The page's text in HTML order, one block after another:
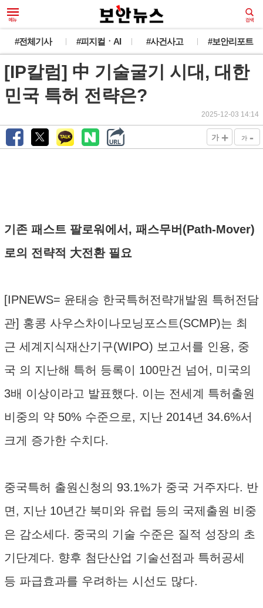
#전체기사 #피지컬ㆍAI #사건사고 #보안리포트
[IP칼럼] 中 기술굴기 시대, 대한
민국 특허 전략은?
2025-12-03 14:14
가 + 가 -
기존 패스트 팔로워에서, 패스무버(Path-Mover)
로의 전략적 大전환 필요
[IPNEWS= 윤태승 한국특허전략개발원 특허전담
관] 홍콩 사우스차이나모닝포스트(SCMP)는 최
근 세계지식재산기구(WIPO) 보고서를 인용, 중
국 의 지난해 특허 등록이 100만건 넘어, 미국의
3배 이상이라고 발표했다. 이는 전세계 특허출원
비중의 약 50% 수준으로, 지난 2014년 34.6%서
크게 증가한 수치다.
중국특허 출원신청의 93.1%가 중국 거주자다. 반
면, 지난 10년간 북미와 유럽 등의 국제출원 비중
은 감소세다. 중국의 기술 수준은 질적 성장의 초
기단계다. 향후 첨단산업 기술선점과 특허공세
등 파급효과를 우려하는 시선도 많다.